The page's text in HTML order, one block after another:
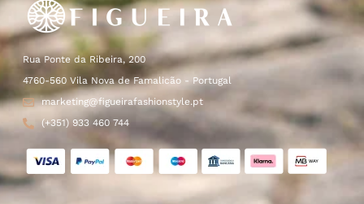
Rua Ponte da Ribeira, 200
4760-560 Vila Nova de Famalicão - Portugal
marketing@figueirafashionstyle.pt
(+351) 933 460 744